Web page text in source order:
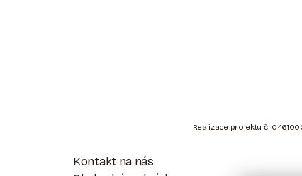
Realizace projektu č.
Kontakt na nás